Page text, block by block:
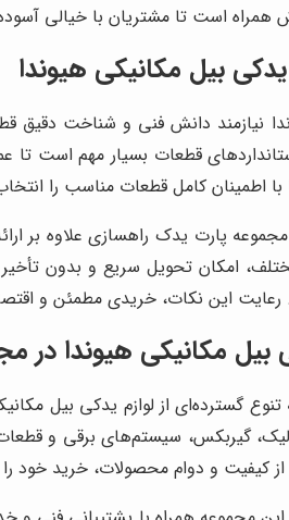
است تا مشتریان با خیالی آسوده
بیل مکانیکی هیوندا
نیازمند دانش فنی و شناخت
قطعات بسیار مهم است تا
اطمینان کامل قطعات مناسب را
پارت یدک راهسازی علاوه بر
امکان تحویل سریع و بدون
رعایت این نکات، خریدی مطمئن و
بیل مکانیکی هیوندا
گسترده‌ای از لوازم یدکی بیل
گیربکس، سیستم‌های برقی و
از کیفیت و دوام محصولات، خرید خود